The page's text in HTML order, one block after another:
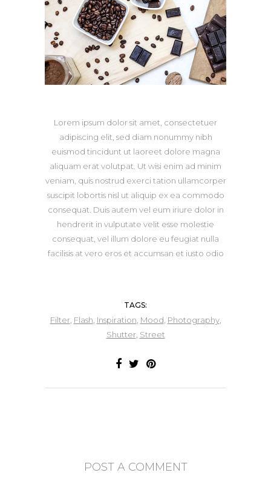
Lorem ipsum dolor sit amet, consectetuer
adipiscing elit, sed diam nonummy nibh
euismod tincidunt ut laoreet dolore magna
aliquam erat volutpat. Ut wisi enim ad minim
veniam, quis nostrud exerci tation ullamcorper
suscipit lobortis nisl ut aliquip ex ea commodo
consequat. Duis autem vel eum iriure dolor in
hendrerit in vulputate velit esse molestie
consequat, vel illum dolore eu feugiat nulla
facilisis at vero eros et accumsan et iusto odio
TAGS:
Filter, Flash, Inspiration, Mood, Photography,
Shutter, Street
POST A COMMENT